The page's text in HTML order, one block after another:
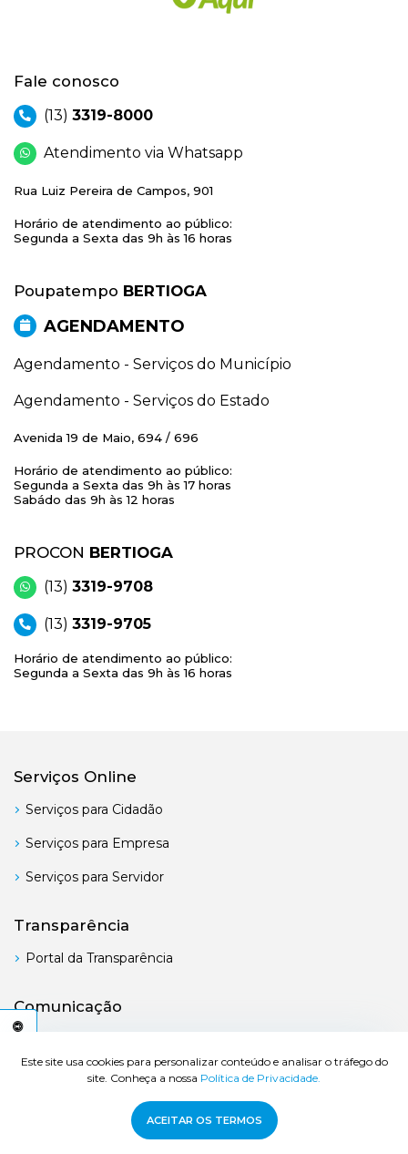
Este site usa cookies para personalizar conteúdo e analisar o tráfego do
site. Conheça a nossa Política de Privacidade.
ACEITAR OS TERMOS
A
Fale conosco
(13) 3319-8000
Atendimento via Whatsapp
Rua Luiz Pereira de Campos, 901
Horário de atendimento ao público:
Segunda a Sexta das 9h às 16 horas
Poupatempo BERTIOGA
AGENDAMENTO
Agendamento - Serviços do Município
Agendamento - Serviços do Estado
Avenida 19 de Maio, 694 / 696
Horário de atendimento ao público:
Segunda a Sexta das 9h às 17 horas
Sabádo das 9h às 12 horas
PROCON BERTIOGA
(13) 3319-9708
(13) 3319-9705
Horário de atendimento ao público:
Segunda a Sexta das 9h às 16 horas
Serviços Online
Serviços para Cidadão
Serviços para Empresa
Serviços para Servidor
Transparência
Portal da Transparência
Comunicação
© 2026 Prefeitura de Bertioga - Todos os direitos reservados.
Desenvolvido por